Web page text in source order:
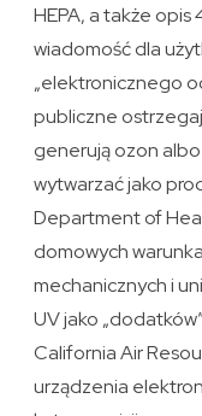
HEPA, a także
wiadomość dla
„elektronicznego
publiczne
generują ozon
wytwarzać jako
Department of
domowych
mechanicznych i
UV jako
California Air
urządzenia